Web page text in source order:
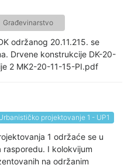
Građevinarstvo
održanog 20.11.215. se
Drvene konstrukcije DK-20-
2 MK2-20-11-15-PI.pdf
projektovanje 1 - UP1
1 održaće se u
rasporedu. I kolokvijum
na održanim